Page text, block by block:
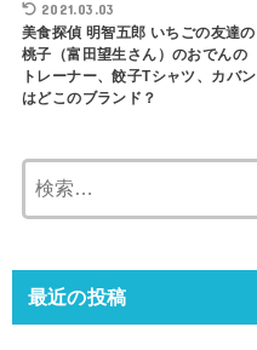
2021.03.03
美食探偵 明智五郎 いちごの友達の
桃子（富田望生さん）のおでんの
トレーナー、餃子Tシャツ、カバン
はどこのブランド？
最近の投稿